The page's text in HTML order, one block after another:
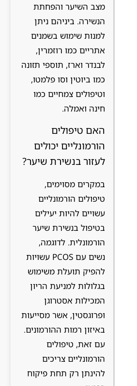
מצב השיער והפחתת
הנשירה. ביניהם ניתן
למנות שימוש בשמנים
אתריים כמו רוזמרין,
לבנדר וארז, תוספי תזונה
כמו ביוטין וסו פלמטו,
וטיפולים צמחיים כמו
חינה ואמלה.
האם טיפולים
הורמונליים יכולים
לעזור בנשירת שיער?
במקרים מסוימים,
טיפולים הורמונליים
עשויים להיות יעילים
בטיפול בנשירת שיער
הורמונלית. לדוגמה,
נשים עם PCOS עשויות
להפיק תועלת משימוש
בגלולות למניעת הריון
המכילות אסטרוגן
ופרוגסטין, אשר מסייעות
באיזון רמות ההורמונים.
עם זאת, טיפולים
הורמונליים צריכים
להינתן רק תחת פיקוח